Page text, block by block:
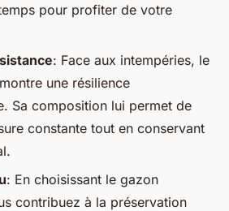
pour profiter de votre
: Face aux intempéries, le
une résilience
Sa composition lui permet de
constante tout en conservant
: En choisissant le gazon
contribuez à la préservation